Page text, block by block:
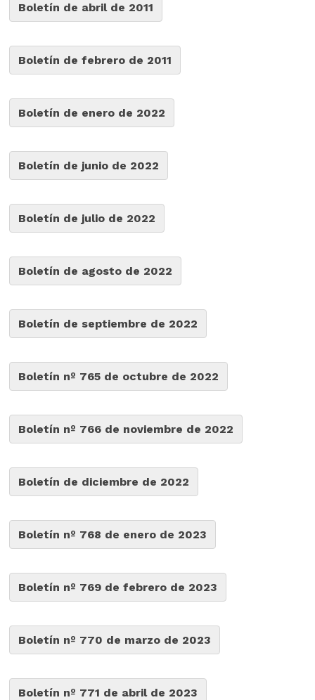
Boletín de abril de 2011
Boletín de febrero de 2011
Boletín de enero de 2022
Boletín de junio de 2022
Boletín de julio de 2022
Boletín de agosto de 2022
Boletín de septiembre de 2022
Boletín nº 765 de octubre de 2022
Boletín nº 766 de noviembre de 2022
Boletín de diciembre de 2022
Boletín nº 768 de enero de 2023
Boletín nº 769 de febrero de 2023
Boletín nº 770 de marzo de 2023
Boletín nº 771 de abril de 2023